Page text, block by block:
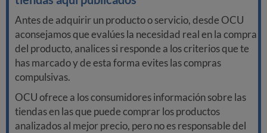
Antes de adquirir un producto o servicio, desde OCU
aconsejamos que evalúes la necesidad real en la compra
del producto, analices si responde a los criterios que te
has marcado y de esta forma evites las compras
compulsivas.
OCU ofrece a los consumidores información sobre las
tiendas en las que puede comprar los productos
analizados al mejor precio, pero no es responsable del